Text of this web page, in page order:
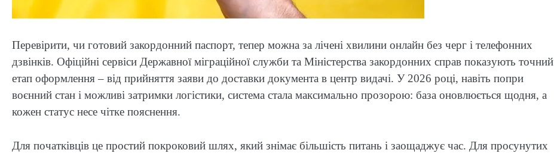
Перевірити, чи готовий закордонний паспорт, тепер можна за лічені хвилини онлайн без черг і телефонних
дзвінків. Офіційні сервіси Державної міграційної служби та Міністерства закордонних справ показують точний
етап оформлення – від прийняття заяви до доставки документа в центр видачі. У 2026 році, навіть попри
воєнний стан і можливі затримки логістики, система стала максимально прозорою: база оновлюється щодня, а
кожен статус несе чітке пояснення.
Для початківців це простий покроковий шлях, який знімає більшість питань і заощаджує час. Для просунутих